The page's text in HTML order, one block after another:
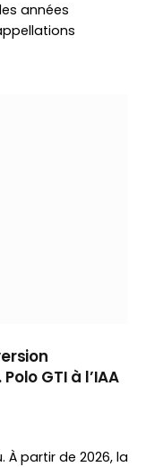
années
GTI à l’IAA
À partir de 2026, la